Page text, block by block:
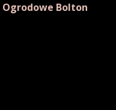
Ogrodowe Bolton